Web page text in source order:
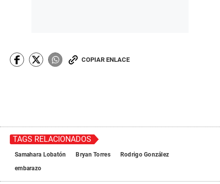
COPIAR ENLACE
TAGS RELACIONADOS
Samahara Lobatón Bryan Torres
Rodrigo González
embarazo